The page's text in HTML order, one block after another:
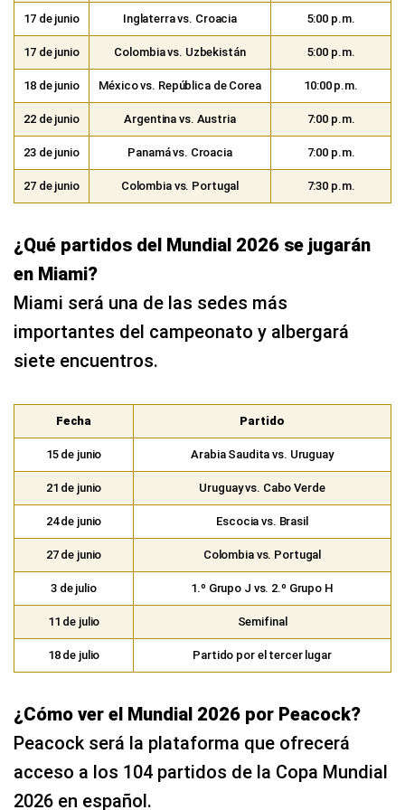
17 de junio Inglaterra vs. Croacia 5:00 p.m.
17 de junio Colombia vs. Uzbekistán 5:00 p.m.
18 de junio México vs. República de Corea 10:00 p.m.
22 de junio Argentina vs. Austria 7:00 p.m.
23 de junio Panamá vs. Croacia 7:00 p.m.
27 de junio Colombia vs. Portugal 7:30 p.m.
¿Qué partidos del Mundial 2026 se jugarán
en Miami?
Miami será una de las sedes más
importantes del campeonato y albergará
siete encuentros.
Fecha Partido
15 de junio Arabia Saudita vs. Uruguay
21 de junio Uruguay vs. Cabo Verde
24 de junio Escocia vs. Brasil
27 de junio Colombia vs. Portugal
3 de julio 1.º Grupo J vs. 2.º Grupo H
11 de julio Semifinal
18 de julio Partido por el tercer lugar
¿Cómo ver el Mundial 2026 por Peacock?
Peacock será la plataforma que ofrecerá
acceso a los 104 partidos de la Copa Mundial
2026 en español.